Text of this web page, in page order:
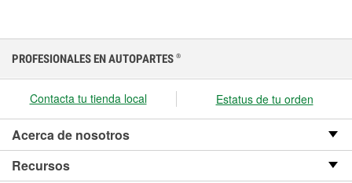
PROFESIONALES EN AUTOPARTES ®
Contacta tu tienda local Estatus de tu orden
Acerca de nosotros
Recursos